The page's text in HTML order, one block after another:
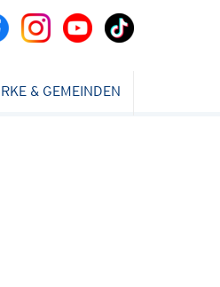
& GEMEINDEN